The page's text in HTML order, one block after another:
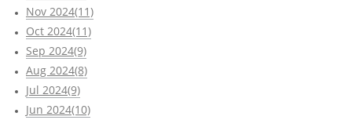
Nov 2024(11)
Oct 2024(11)
Sep 2024(9)
Aug 2024(8)
Jul 2024(9)
Jun 2024(10)